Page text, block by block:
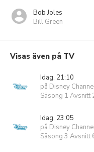
Bob Joles
Bill Green
Visas även på TV
Idag, 21:10
på Disney
Säsong 1 Avsnitt
Idag, 23:05
på Disney
Säsong 3 Avsnitt